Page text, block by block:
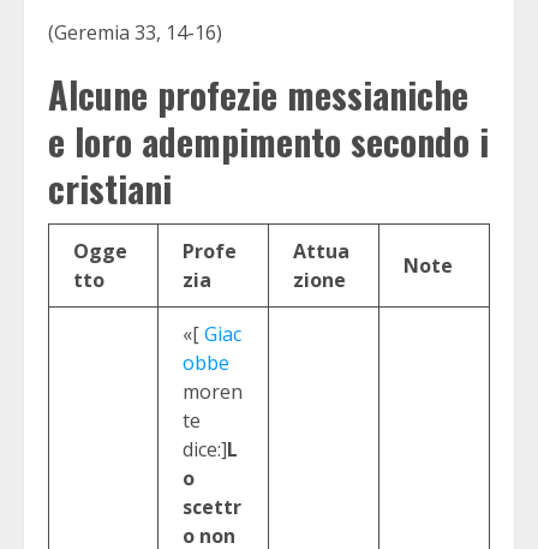
(Geremia 33, 14-16)
Alcune profezie messianiche
e loro adempimento secondo i
cristiani
Ogge
tto
Profe
zia
Attua
zione
Note
«[Giac
obbe
moren
te
dice:]L
o
scettr
o non